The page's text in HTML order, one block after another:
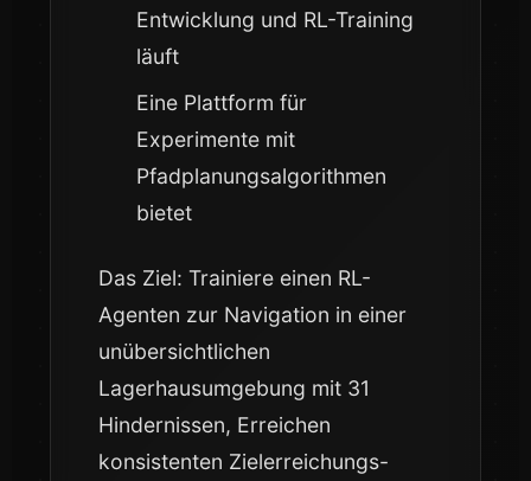
Entwicklung und RL-Training
läuft
Eine Plattform für
Experimente mit
Pfadplanungsalgorithmen
bietet
Das Ziel: Trainiere einen RL-
Agenten zur Navigation in einer
unübersichtlichen
Lagerhausumgebung mit 31
Hindernissen, Erreichen
konsistenten Zielerreichungs-